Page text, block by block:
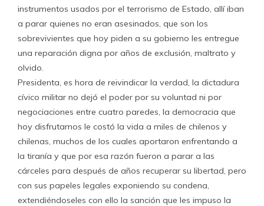
instrumentos usados por el terrorismo de Estado, allí iban
a parar quienes no eran asesinados, que son los
sobrevivientes que hoy piden a su gobierno les entregue
una reparación digna por años de exclusión, maltrato y
olvido.
Presidenta, es hora de reivindicar la verdad, la dictadura
cívico militar no dejó el poder por su voluntad ni por
negociaciones entre cuatro paredes, la democracia que
hoy disfrutamos le costó la vida a miles de chilenos y
chilenas, muchos de los cuales aportaron enfrentando a
la tiranía y que por esa razón fueron a parar a las
cárceles para después de años recuperar su libertad, pero
con sus papeles legales exponiendo su condena,
extendiéndoseles con ello la sanción que les impuso la